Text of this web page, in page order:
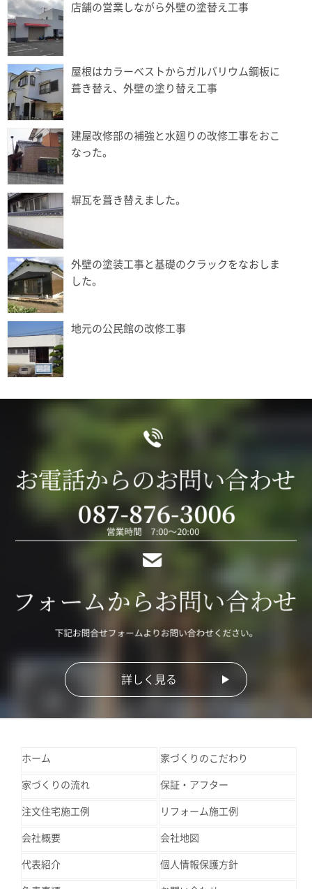
店舗の営業しながら外壁の塗替え工事
屋根はカラーべストからガルバリウム鋼板に
葺き替え、外壁の塗り替え工事
建屋改修部の補強と水廻りの改修工事をおこ
なった。
塀瓦を葺き替えました。
外壁の塗装工事と基礎のクラックをなおしま
した。
地元の公民館の改修工事
詳しく見る
ホーム 家づくりのこだわり
家づくりの流れ 保証・アフター
注文住宅施工例 リフォーム施工例
会社概要 会社地図
代表紹介 個人情報保護方針